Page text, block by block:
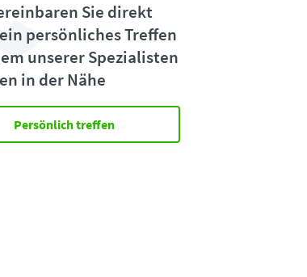
Sie direkt
persönliches Treffen
unserer Spezialisten
in der Nähe
Persönlich treffen